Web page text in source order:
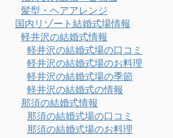
髪型・ヘアアレンジ
国内リゾート結婚式場情報
軽井沢の結婚式情報
軽井沢の結婚式場の口コミ
軽井沢の結婚式場のお料理
軽井沢の結婚式場の季節
軽井沢の結婚式の情報
那須の結婚式情報
那須の結婚式場の口コミ
那須の結婚式場のお料理